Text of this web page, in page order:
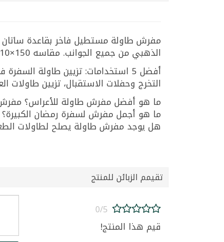
مفرش طاولة مستطيل فاخر بقاعدة ساتان
الذهبي من جميع الجوانب. مقاسه 150×210سم مما يجعله مثالياً للطاولات الكبيرة.
أفضل 5 استخدامات: تزيين طاولة
التخرج وحفلات الاستقبال، تزيين طاولات
هل يوجد مفرش طاولة يصلح لطاولات الطعام الكبيرة؟ نعم، مقاس 150×210سم يغطي
تقيمم الزبائن للمنتج
0/5
قيم هذا المنتج!